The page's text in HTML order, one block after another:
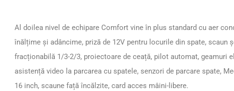
Al doilea nivel de echipare Comfort vine în plus standard cu aer
înălțime și adâncime, priză de 12V pentru locurile din spate, scaun
fracționabilă 1/3-2/3, proiectoare de ceață, pilot automat, geamuri
asistență video la parcarea cu spatele, senzori de parcare spate,
16 inch, scaune față încălzite, card acces mâini-libere.